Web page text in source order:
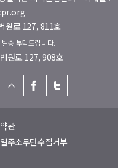
원로 127, 811호
송 부탁드립니다.
원로 127, 908호
관
주소무단수집거부